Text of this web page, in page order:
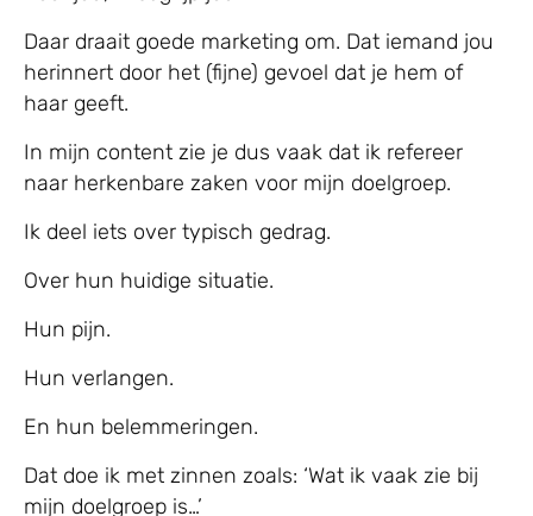
Daar draait goede marketing om. Dat iemand jou
herinnert door het (fijne) gevoel dat je hem of
haar geeft.
In mijn content zie je dus vaak dat ik refereer
naar herkenbare zaken voor mijn doelgroep.
Ik deel iets over typisch gedrag.
Over hun huidige situatie.
Hun pijn.
Hun verlangen.
En hun belemmeringen.
Dat doe ik met zinnen zoals: ‘Wat ik vaak zie bij
mijn doelgroep is…’